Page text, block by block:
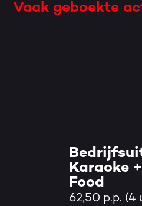
Vaak geboekte
Karaoke
Food
62,50 p.p. (4